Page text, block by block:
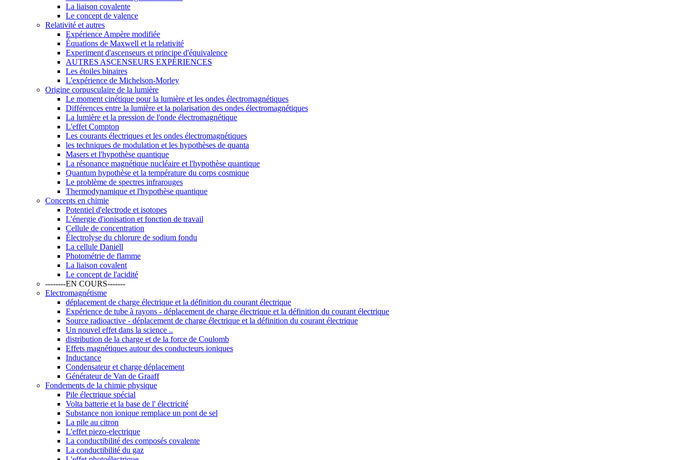
La liaison covalente
Le concept de valence
Relativité et autres
Expérience Ampère modifiée
Équations de Maxwell et la relativité
Experiment d'ascenseurs et principe d'équivalence
AUTRES ASCENSEURS EXPÉRIENCES
Les étoiles binaires
L'expérience de Michelson-Morley
Origine corpusculaire de la lumière
Le moment cinétique pour la lumière et les ondes électromagnétiques
Différences entre la lumière et la polarisation des ondes électromagnétiques
La lumière et la pression de l'onde électromagnétique
L'effet Compton
Les courants électriques et les ondes électromagnétiques
les techniques de modulation et les hypothèses de quanta
Masers et l'hypothèse quantique
La résonance magnétique nucléaire et l'hypothèse quantique
Quantum hypothèse et la température du corps cosmique
Le problème de spectres infrarouges
Thermodynamique et l'hypothèse quantique
Concepts en chimie
Potentiel d'electrode et isotopes
L'énergie d'ionisation et fonction de travail
Cellule de concentration
Électrolyse du chlorure de sodium fondu
La cellule Daniell
Photométrie de flamme
La liaison covalent
Le concept de l'acidité
--------EN COURS-------
Electromagnétisme
déplacement de charge électrique et la définition du courant électrique
Expérience de tube à rayons - déplacement de charge électrique et la définition du courant électrique
Source radioactive - déplacement de charge électrique et la définition du courant électrique
Un nouvel effet dans la science ..
distribution de la charge et de la force de Coulomb
Effets magnétiques autour des conducteurs ioniques
Inductance
Condensateur et charge déplacement
Générateur de Van de Graaff
Fondements de la chimie physique
Pile électrique spécial
Volta batterie et la base de l' électricité
Substance non ionique remplace un pont de sel
La pile au citron
L'effet piezo-electrique
La conductibilité des composés covalente
La conductibilité du gaz